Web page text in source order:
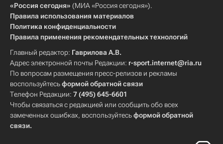
«Россия сегодня» (МИА «Россия сегодня»).
Правила использования материалов
Политика конфиденциальности
Правила применения рекомендательных технологий
Главный редактор: Гаврилова А.В.
Адрес электронной почты Редакции: r-sport.internet@ria.ru
По вопросам размещения пресс-релизов и рекламы
воспользуйтесьформой обратной связи
Телефон Редакции: 7 (495) 645-6601
Чтобы связаться с редакцией или сообщить обо всех
замеченных ошибках, воспользуйтесьформой обратной
связи.